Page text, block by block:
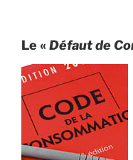
Le « Défaut de